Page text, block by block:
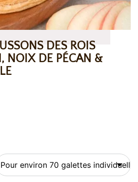
DES ROIS
NOIX DE PÉCAN &